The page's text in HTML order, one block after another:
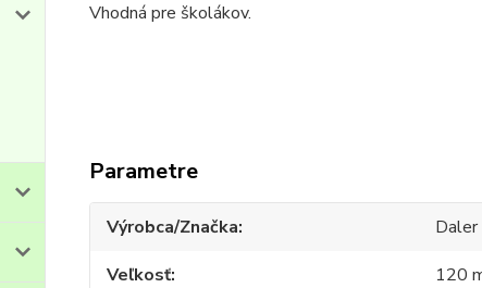
Vhodná pre školákov.
Parametre
Výrobca/Značka
Daler
Veľkosť
120